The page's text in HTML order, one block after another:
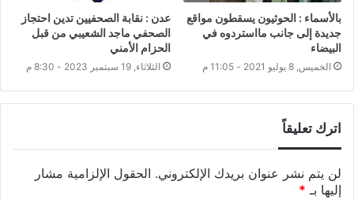
بالأسماء : الحوثيون يسقطون مواقع
جديدة إلى جانب مااستردوه في
البيضاء
الخميس, 8 يوليو 2021 - 11:05 م
عدن : نقابة الصحفيين تدين احتجاز
الصحفي ماجد الشعيبي من قبل
الحزام الأمني
الثلاثاء, 19 سبتمبر 2023 - 8:30 م
اترك تعليقاً
لن يتم نشر عنوان بريدك الإلكتروني. الحقول الإلزامية مشار
إليها بـ *